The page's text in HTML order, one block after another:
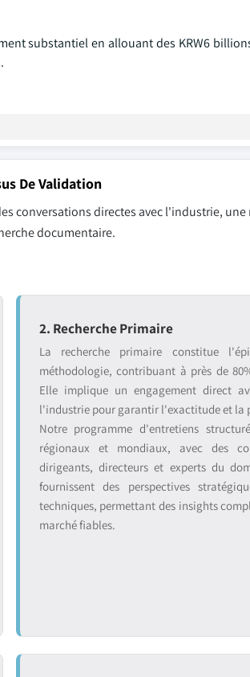
substantiel en allouant des KRW6
De Validation
conversations directes avec l'industrie,
documentaire.
2. Recherche Primaire
La recherche primaire constitue
méthodologie, contribuant à près de
Elle implique un engagement direct
l'industrie pour garantir l'exactitude et la
Notre programme d'entretiens
régionaux et mondiaux, avec des
dirigeants, directeurs et experts du
fournissent des perspectives
techniques, permettant des insights
marché fiables.